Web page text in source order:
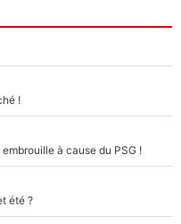
!
à cause du PSG !
été ?